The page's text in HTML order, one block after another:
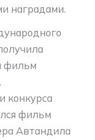
наградами.
фильм
конкурса
фильм
Автандила